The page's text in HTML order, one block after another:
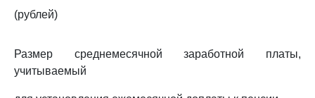
(рублей)
Размер среднемесячной заработной платы,
учитываемый